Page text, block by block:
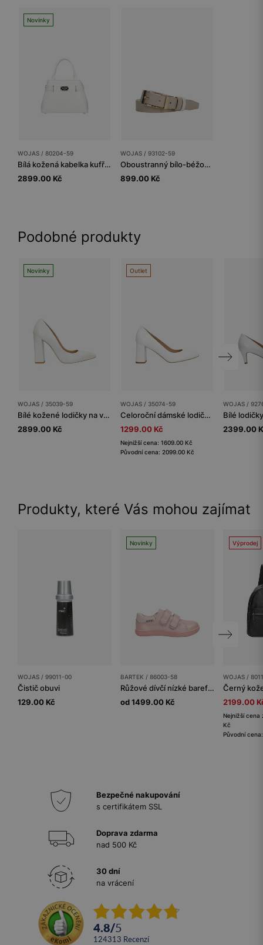
Novinky
WOJAS / 80204-59
Bílá kožená kabelka kufříkového typu
2899.00 Kč
WOJAS / 93102-59
Oboustranný bílo-béžový dámský kožený pásek
899.00 Kč
Podobné produkty
Novinky
WOJAS / 35039-59
Bílé kožené lodičky na vysokém podpatku s perleťovým leskem
2899.00 Kč
Outlet
WOJAS / 35074-59
Celoroční dámské lodičky na podpatku z hladké kůže
1299.00 Kč
Nejnižší cena: 1609.00 Kč
Původní cena: 2099.00 Kč
WOJAS /
2399.00
Produkty, které Vás mohou zajímat
WOJAS / 99011-00
Čistič obuvi
129.00 Kč
Novinky
BARTEK / 86003-58
Růžové dívčí nízké barefoot boty BARTEK 86003-58
od 1499.00 Kč
Výprodej
WOJAS /
2199.00
Nejnižší cena
Kč
Původní
Bezpečné nakupování
s certifikátem SSL
Doprava zdarma
nad 500 Kč
30 dní
na vrácení
4.8/5
124313 recenzí